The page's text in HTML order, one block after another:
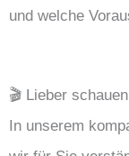
und welche
🎬 Lieber
In unserem